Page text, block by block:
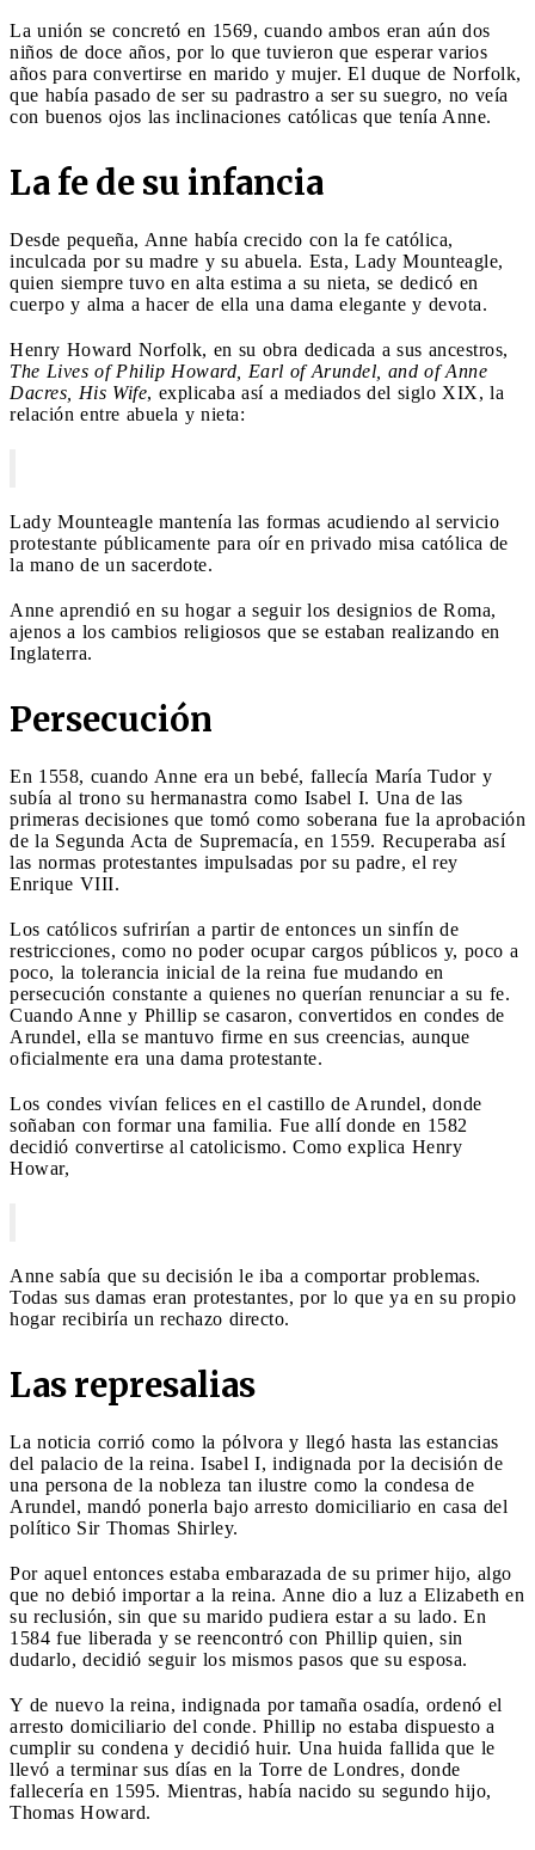
La unión se concretó en 1569, cuando ambos eran aún dos
niños de doce años, por lo que tuvieron que esperar varios
años para convertirse en marido y mujer. El duque de Norfolk,
que había pasado de ser su padrastro a ser su suegro, no veía
con buenos ojos las inclinaciones católicas que tenía Anne.
La fe de su infancia
Desde pequeña, Anne había crecido con la fe católica,
inculcada por su madre y su abuela. Esta, Lady Mounteagle,
quien siempre tuvo en alta estima a su nieta, se dedicó en
cuerpo y alma a hacer de ella una dama elegante y devota.
Henry Howard Norfolk, en su obra dedicada a sus ancestros,
The Lives of Philip Howard, Earl of Arundel, and of Anne
Dacres, His Wife, explicaba así a mediados del siglo XIX, la
relación entre abuela y nieta:
Lady Mounteagle mantenía las formas acudiendo al servicio
protestante públicamente para oír en privado misa católica de
la mano de un sacerdote.
Anne aprendió en su hogar a seguir los designios de Roma,
ajenos a los cambios religiosos que se estaban realizando en
Inglaterra.
Persecución
En 1558, cuando Anne era un bebé, fallecía María Tudor y
subía al trono su hermanastra como Isabel I. Una de las
primeras decisiones que tomó como soberana fue la aprobación
de la Segunda Acta de Supremacía, en 1559. Recuperaba así
las normas protestantes impulsadas por su padre, el rey
Enrique VIII.
Los católicos sufrirían a partir de entonces un sinfín de
restricciones, como no poder ocupar cargos públicos y, poco a
poco, la tolerancia inicial de la reina fue mudando en
persecución constante a quienes no querían renunciar a su fe.
Cuando Anne y Phillip se casaron, convertidos en condes de
Arundel, ella se mantuvo firme en sus creencias, aunque
oficialmente era una dama protestante.
Los condes vivían felices en el castillo de Arundel, donde
soñaban con formar una familia. Fue allí donde en 1582
decidió convertirse al catolicismo. Como explica Henry
Howar,
Anne sabía que su decisión le iba a comportar problemas.
Todas sus damas eran protestantes, por lo que ya en su propio
hogar recibiría un rechazo directo.
Las represalias
La noticia corrió como la pólvora y llegó hasta las estancias
del palacio de la reina. Isabel I, indignada por la decisión de
una persona de la nobleza tan ilustre como la condesa de
Arundel, mandó ponerla bajo arresto domiciliario en casa del
político Sir Thomas Shirley.
Por aquel entonces estaba embarazada de su primer hijo, algo
que no debió importar a la reina. Anne dio a luz a Elizabeth en
su reclusión, sin que su marido pudiera estar a su lado. En
1584 fue liberada y se reencontró con Phillip quien, sin
dudarlo, decidió seguir los mismos pasos que su esposa.
Y de nuevo la reina, indignada por tamaña osadía, ordenó el
arresto domiciliario del conde. Phillip no estaba dispuesto a
cumplir su condena y decidió huir. Una huida fallida que le
llevó a terminar sus días en la Torre de Londres, donde
fallecería en 1595. Mientras, había nacido su segundo hijo,
Thomas Howard.